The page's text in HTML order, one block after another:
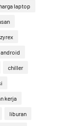
harga laptop
zyrex
android
chiller
kerja
liburan